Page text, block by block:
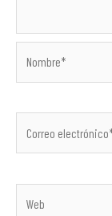
electrónico*